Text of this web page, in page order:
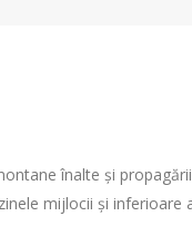
înalte și
mijlocii și inferioare